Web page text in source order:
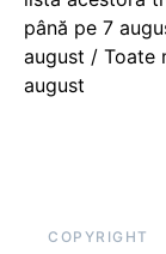
până pe 7
august / Toate
august
COPYRIGHT